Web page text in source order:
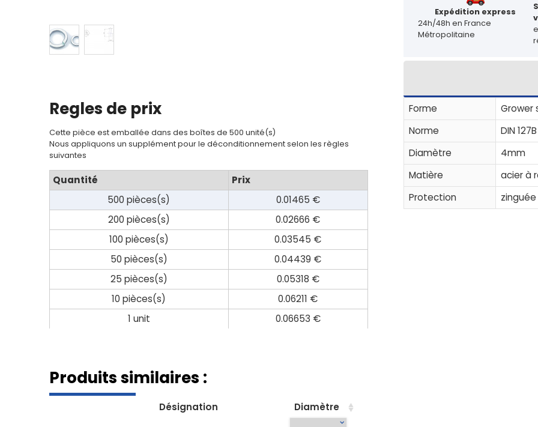
Regles de prix
Cette pièce est emballée dans des boîtes de 500 unité(s)
Nous appliquons un supplément pour le déconditionnement selon les règles
suivantes
Quantité
Prix
500 pièces(s)
0.01465 €
200 pièces(s)
0.02666 €
100 pièces(s)
0.03545 €
50 pièces(s)
0.04439 €
25 pièces(s)
0.05318 €
10 pièces(s)
0.06211 €
1 unit
0.06653 €
Expédition express
24h/48h en France
Métropolitaine
Forme
Grower
Norme
DIN 127B
Diamètre
4mm
Matière
acier à
Protection
Produits similaires :
Désignation Diamètre